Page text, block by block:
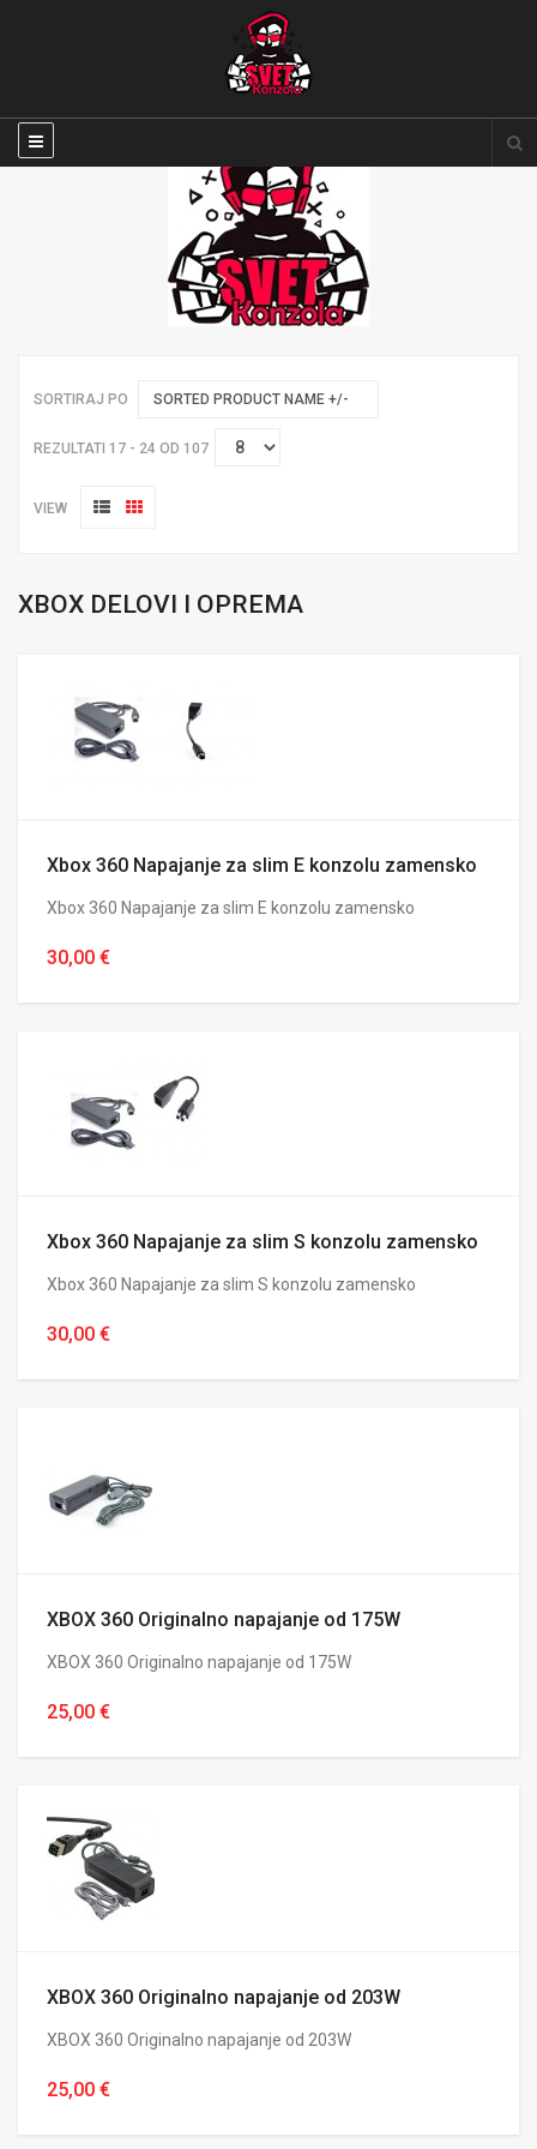
SORTIRAJ PO SORTED PRODUCT NAME +/-
REZULTATI 17 - 24 OD 107
VIEW
XBOX DELOVI I OPREMA
Xbox 360 Napajanje za slim E konzolu zamensko
Xbox 360 Napajanje za slim E konzolu zamensko
30,00 €
Xbox 360 Napajanje za slim S konzolu zamensko
Xbox 360 Napajanje za slim S konzolu zamensko
30,00 €
XBOX 360 Originalno napajanje od 175W
XBOX 360 Originalno napajanje od 175W
25,00 €
XBOX 360 Originalno napajanje od 203W
XBOX 360 Originalno napajanje od 203W
25,00 €